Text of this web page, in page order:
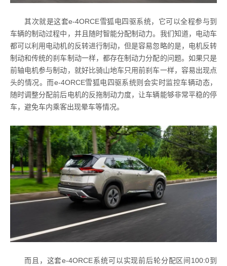
其次就是这套e-4ORCE雪狐电四驱系统，它可以全程参与到
车辆的制动过程中，并且随时智能分配制动力。我们知道，电动车
都可以利用电动机的反转进行制动，但是容易忽略的是，电机反转
制动和传统的刹车制动一样，都存在制动力分配的问题。如果只是
前轴电机参与制动，就好比骑山地车只用前刹车一样，容易出现点
头的情况。而e-4ORCE雪狐电四驱系统则会实时监控车辆动态，
随时调整分配前后电机的反拖制动力度，让车辆能够非常平稳的停
车，避免车内乘客出现晕车等情况。
而且，这套e-4ORCE系统可以实现前后轮分配区间100:0到